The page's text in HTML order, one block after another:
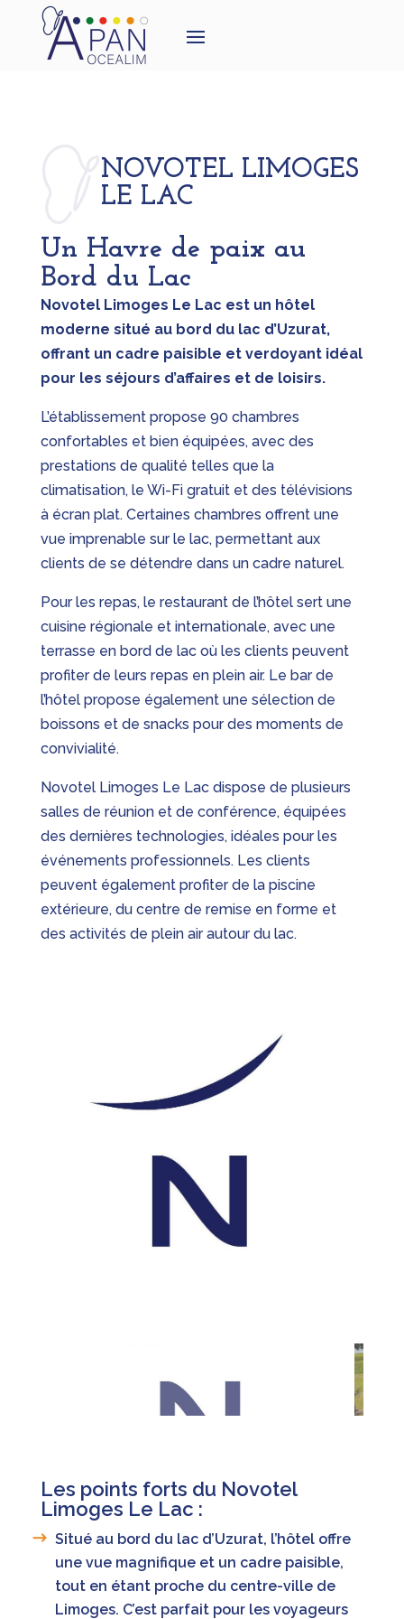
NOVOTEL LIMOGES
LE LAC
Un Havre de paix au
Bord du Lac
Novotel Limoges Le Lac est un hôtel
moderne situé au bord du lac d’Uzurat,
offrant un cadre paisible et verdoyant idéal
pour les séjours d’affaires et de loisirs.
L’établissement propose 90 chambres
confortables et bien équipées, avec des
prestations de qualité telles que la
climatisation, le Wi-Fi gratuit et des télévisions
à écran plat. Certaines chambres offrent une
vue imprenable sur le lac, permettant aux
clients de se détendre dans un cadre naturel.
Pour les repas, le restaurant de l’hôtel sert une
cuisine régionale et internationale, avec une
terrasse en bord de lac où les clients peuvent
profiter de leurs repas en plein air. Le bar de
l’hôtel propose également une sélection de
boissons et de snacks pour des moments de
convivialité.
Novotel Limoges Le Lac dispose de plusieurs
salles de réunion et de conférence, équipées
des dernières technologies, idéales pour les
événements professionnels. Les clients
peuvent également profiter de la piscine
extérieure, du centre de remise en forme et
des activités de plein air autour du lac.
Les points forts du Novotel
Limoges Le Lac :
Situé au bord du lac d’Uzurat, l’hôtel offre
une vue magnifique et un cadre paisible,
tout en étant proche du centre-ville de
Limoges. C’est parfait pour les voyageurs